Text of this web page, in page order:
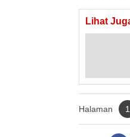
Lihat
Halaman 1